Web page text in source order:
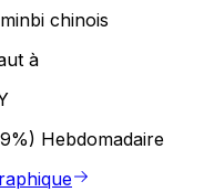
chinois
à
Hebdomadaire